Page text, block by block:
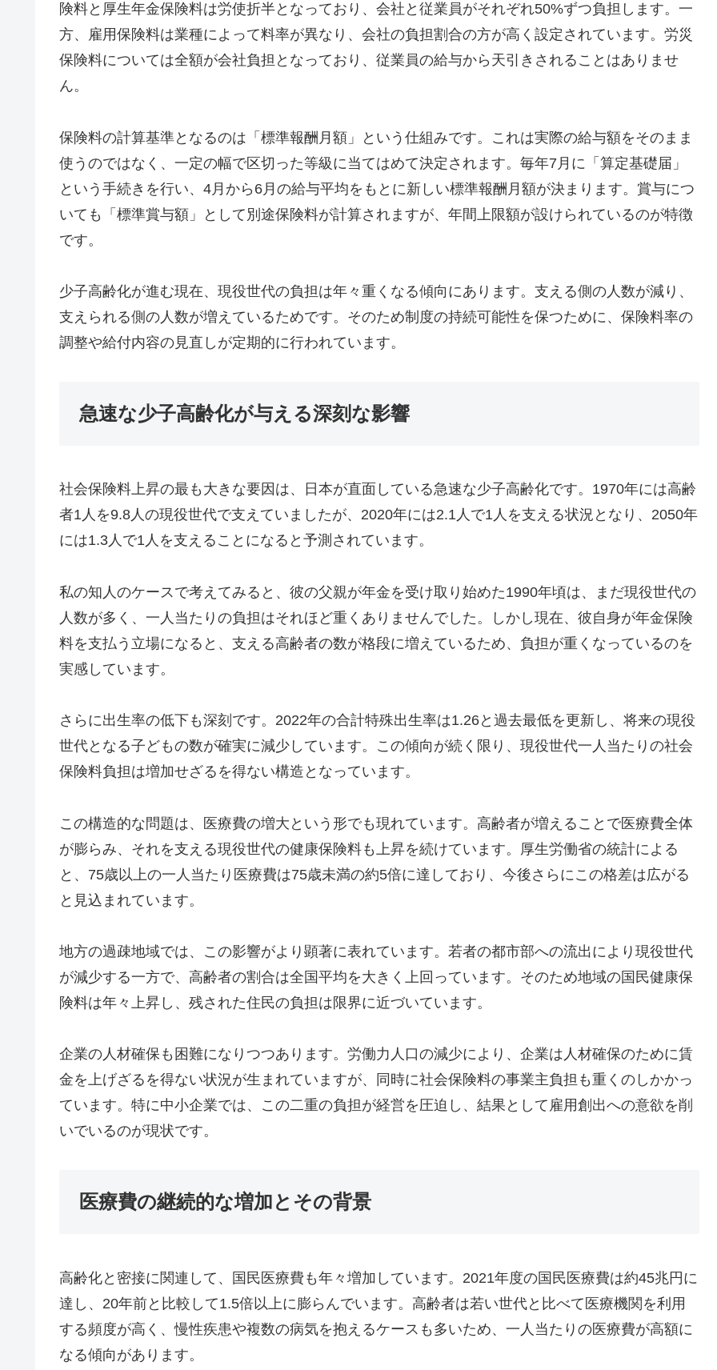
険料と厚生年金保険料は労使折半となっており、会社と従業員がそれぞれ50%ずつ負担します。一
方、雇用保険料は業種によって料率が異なり、会社の負担割合の方が高く設定されています。労災
保険料については全額が会社負担となっており、従業員の給与から天引きされることはありませ
ん。
保険料の計算基準となるのは「標準報酬月額」という仕組みです。これは実際の給与額をそのまま
使うのではなく、一定の幅で区切った等級に当てはめて決定されます。毎年7月に「算定基礎届」
という手続きを行い、4月から6月の給与平均をもとに新しい標準報酬月額が決まります。賞与につ
いても「標準賞与額」として別途保険料が計算されますが、年間上限額が設けられているのが特徴
です。
少子高齢化が進む現在、現役世代の負担は年々重くなる傾向にあります。支える側の人数が減り、
支えられる側の人数が増えているためです。そのため制度の持続可能性を保つために、保険料率の
調整や給付内容の見直しが定期的に行われています。
急速な少子高齢化が与える深刻な影響
社会保険料上昇の最も大きな要因は、日本が直面している急速な少子高齢化です。1970年には高齢
者1人を9.8人の現役世代で支えていましたが、2020年には2.1人で1人を支える状況となり、2050年
には1.3人で1人を支えることになると予測されています。
私の知人のケースで考えてみると、彼の父親が年金を受け取り始めた1990年頃は、まだ現役世代の
人数が多く、一人当たりの負担はそれほど重くありませんでした。しかし現在、彼自身が年金保険
料を支払う立場になると、支える高齢者の数が格段に増えているため、負担が重くなっているのを
実感しています。
さらに出生率の低下も深刻です。2022年の合計特殊出生率は1.26と過去最低を更新し、将来の現役
世代となる子どもの数が確実に減少しています。この傾向が続く限り、現役世代一人当たりの社会
保険料負担は増加せざるを得ない構造となっています。
この構造的な問題は、医療費の増大という形でも現れています。高齢者が増えることで医療費全体
が膨らみ、それを支える現役世代の健康保険料も上昇を続けています。厚生労働省の統計による
と、75歳以上の一人当たり医療費は75歳未満の約5倍に達しており、今後さらにこの格差は広がる
と見込まれています。
地方の過疎地域では、この影響がより顕著に表れています。若者の都市部への流出により現役世代
が減少する一方で、高齢者の割合は全国平均を大きく上回っています。そのため地域の国民健康保
険料は年々上昇し、残された住民の負担は限界に近づいています。
企業の人材確保も困難になりつつあります。労働力人口の減少により、企業は人材確保のために賃
金を上げざるを得ない状況が生まれていますが、同時に社会保険料の事業主負担も重くのしかかっ
ています。特に中小企業では、この二重の負担が経営を圧迫し、結果として雇用創出への意欲を削
いでいるのが現状です。
医療費の継続的な増加とその背景
高齢化と密接に関連して、国民医療費も年々増加しています。2021年度の国民医療費は約45兆円に
達し、20年前と比較して1.5倍以上に膨らんでいます。高齢者は若い世代と比べて医療機関を利用
する頻度が高く、慢性疾患や複数の病気を抱えるケースも多いため、一人当たりの医療費が高額に
なる傾向があります。